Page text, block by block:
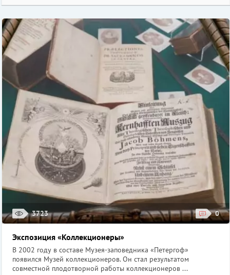
3723 0
Экспозиция «Коллекционеры»
В 2002 году в составе Музея-заповедника «Петергоф»
появился Музей коллекционеров. Он стал результатом
совместной плодотворной работы коллекционеров ...